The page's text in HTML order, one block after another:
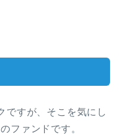
ですが、そこを気にし
ファンドです。